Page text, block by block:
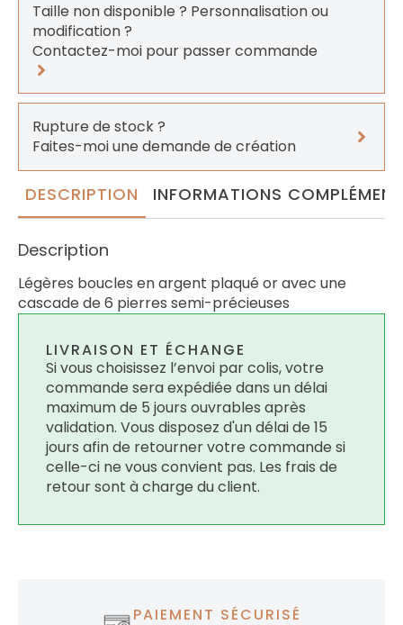
Taille non disponible ? Personnalisation ou
modification ?
Contactez-moi pour passer commande
Rupture de stock ?
Faites-moi une demande de création
DESCRIPTION INFORMATIONS
Description
Légères boucles en argent plaqué or avec une
cascade de 6 pierres semi-précieuses
LIVRAISON ET ÉCHANGE
Si vous choisissez l’envoi par colis, votre
commande sera expédiée dans un délai
maximum de 5 jours ouvrables après
validation. Vous disposez d'un délai de 15
jours afin de retourner votre commande si
celle-ci ne vous convient pas. Les frais de
retour sont à charge du client.
PAIEMENT SÉCURISÉ